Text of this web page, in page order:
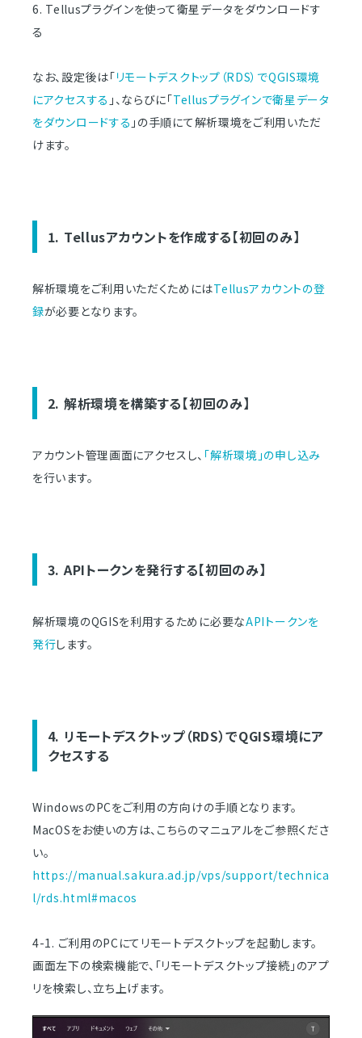
6. Tellusプラグインを使って衛星データをダウンロードす
る
なお、設定後は「リモートデスクトップ（RDS）でQGIS環境
にアクセスする 」、ならびに「Tellusプラグインで衛星データ
をダウンロードする 」の手順にて解析環境をご利用いただ
けます。
1. Tellusアカウントを作成する【初回のみ】
解析環境をご利用いただくためにはTellusアカウントの登
録が必要となります。
2. 解析環境を構築する【初回のみ】
アカウント管理画面にアクセスし、 「解析環境」の申し込み
を行います。
3. APIトークンを発行する【初回のみ】
解析環境のQGISを利用するために必要なAPIトークンを
発行します。
4. リモートデスクトップ（RDS）でQGIS環境にア
クセスする
WindowsのPCをご利用の方向けの手順となります。
MacOSをお使いの方は、こちらのマニュアルをご参照くださ
い。
https://manual.sakura.ad.jp/vps/support/technica
l/rds.html#macos
4-1. ご利用のPCにてリモートデスクトップを起動します。
画面左下の検索機能で、「リモートデスクトップ接続」のアプ
リを検索し、立ち上げます。